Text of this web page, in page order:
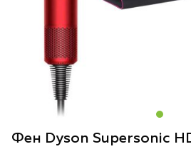
Фен Dyson Supersonic